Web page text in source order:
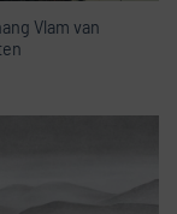
Vlam van